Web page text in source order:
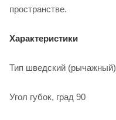
пространстве.
Характеристики
Тип шведский (рычажный)
Угол губок, град 90